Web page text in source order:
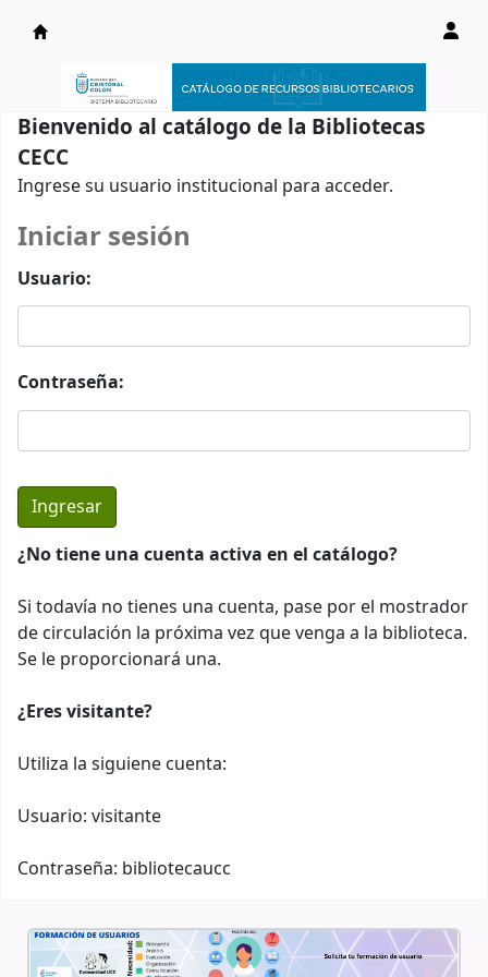
Catálogo en línea
Bienvenido al catálogo de la Bibliotecas
CECC
Ingrese su usuario institucional para acceder.
Iniciar sesión
Usuario:
Contraseña:
¿No tiene una cuenta activa en el catálogo?
Si todavía no tienes una cuenta, pase por el mostrador
de circulación la próxima vez que venga a la biblioteca.
Se le proporcionará una.
¿Eres visitante?
Utiliza la siguiene cuenta:
Usuario: visitante
Contraseña: bibliotecaucc